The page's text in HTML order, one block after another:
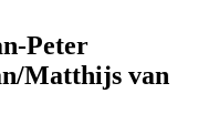
Peter
Matthijs van